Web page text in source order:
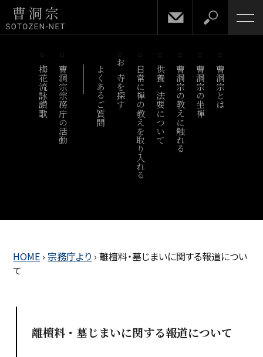
梅花流詠讃歌 曹洞宗宗務庁の活動 よくあるご質問 お寺を探す 日常に禅の教えを取り入れる供養・法要について曹洞宗の教えに触れる 曹洞宗の坐禅 曹洞宗とは
HOME › 宗務庁より › 離檀料・墓じまいに関する報道につい
て
離檀料・墓じまいに関する報道について